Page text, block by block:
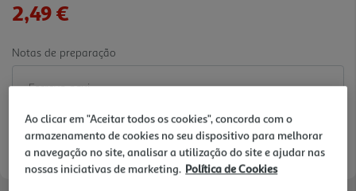
2,49 €
Notas de preparação
Ao clicar em "Aceitar todos os cookies", concorda com o
armazenamento de cookies no seu dispositivo para melhorar
a navegação no site, analisar a utilização do site e ajudar nas
nossas iniciativas de marketing. Política de Cookies